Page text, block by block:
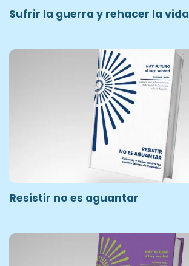
Sufrir la guerra y rehacer la vida
Resistir no es aguantar